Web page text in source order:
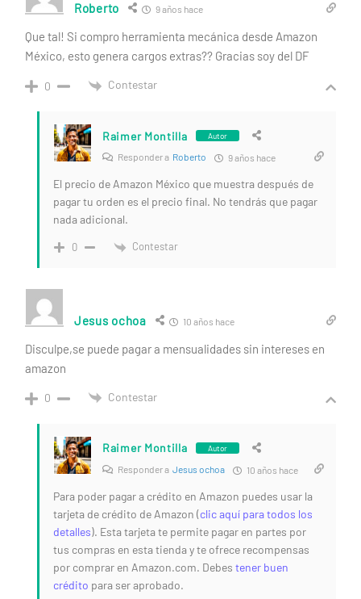
Roberto 9 años hace
Que tal! Si compro herramienta mecánica desde Amazon
México, esto genera cargos extras?? Gracias soy del DF
0 Contestar
Raimer Montilla Autor
Responder a Roberto 9 años hace
El precio de Amazon México que muestra después de
pagar tu orden es el precio final. No tendrás que pagar
nada adicional.
0 Contestar
Jesus ochoa 10 años hace
Disculpe,se puede pagar a mensualidades sin intereses en
amazon
0 Contestar
Raimer Montilla Autor
Responder a Jesus ochoa 10 años hace
Para poder pagar a crédito en Amazon puedes usar la
tarjeta de crédito de Amazon (clic aquí para todos los
detalles). Esta tarjeta te permite pagar en partes por
tus compras en esta tienda y te ofrece recompensas
por comprar en Amazon.com. Debes tener buen
crédito para ser aprobado.